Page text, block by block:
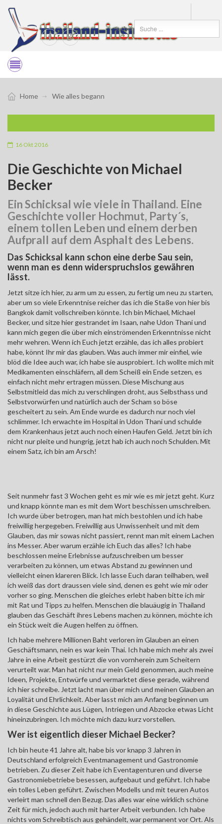
Suchen
Home Wie alles begann
16 Okt 2016
Die Geschichte von Michael
Becker
Ein Schicksal wie viele in Thailand. Eine
Geschichte voller Hochmut, Party´s,
einem tollen Leben und einem derben
Aufprall auf dem Asphalt des Lebens.
Das Schicksal kann schon eine derbe Sau sein,
wenn man es denn widerspruchslos gewähren
lässt.
Jetzt sitze ich hier, zu arm um zu essen, zu fertig um neu zu starten,
aber um so viele Erkenntnise reicher das ich die Staße von hier bis
Bangkok damit vollschreiben könnte. Ich bin Michael, Michael
Becker, und sitze hier gestrandet im Isaan, nahe Udon Thani und
kann mich gegen die über mich einströmenden Erkenntnisse nicht
mehr wehren. Wenn ich Euch jetzt erzähle, das ich alles probiert
habe, könnt Ihr mir das glauben. Was auch immer mir einfiel, wie
blöd die Idee auch war, ich habe sie ausprobiert. Ich wollte mich mit
Medikamenten einschläfern, all dem Scheiß ein Ende setzen, es
einfach nicht mehr ertragen müssen. Diese Mischung aus
Selbstmitleid das mich zu verschlingen droht, aus Selbsthass und
Selbstvorwürfen und natürlich auch der Scham so böse
gescheitert zu sein. Am Ende wurde es dadurch nur noch viel
schlimmer. Ich erwachte im Hospital in Udon Thani und schulde
dem Krankenhaus jetzt auch noch einen Haufen Geld. Jetzt bin ich
nicht nur pleite und hungrig, jetzt hab ich auch noch Schulden. Mit
einem Satz, ich bin am Arsch!
Seit nunmehr fast 3 Wochen geht es mir wie es mir jetzt geht. Kurz
und knapp könnte man es mit dem Wort beschissen umschreiben.
Ich wurde über betrogen, man hat mich bestohlen und ich habe
freiwillig hergegeben. Freiwillig aus Unwissenheit und mit dem
Glauben, das mir sowas nicht passiert, rennt man mit einem Lachen
ins Messer. Aber warum erzähle ich Euch das alles? Ich habe
beschlossen meine Erlebnisse aufzuschreiben um besser
verarbeiten zu können, um etwas Abstand zu gewinnen und
vielleicht einen klareren Blick. Ich lasse Euch daran teilhaben, weil
ich weiß das dort draussen viele sind, denen es geht wie mir oder
vorher so ging. Menschen die gleiches erlebt haben bitte ich mir
mit Rat und Tipps zu helfen. Menschen die blauäugig in Thailand
glauben das Geschäft ihres Lebens machen zu können, möchte ich
ein Stück weit die Augen helfen zu öffnen.
Ich habe mehrere Millionen Baht verloren im Glauben an einen
Geschäftsmann, nein es war kein Thai. Ich habe mich mehr als zwei
Jahre in eine Arbeit gestürzt die von vornherein zum Scheitern
verurteilt war. Man hat nicht nur mein Geld genommen, auch meine
Ideen, Projekte, Entwürfe und vermarktet diese gerade, während
ich hier schreibe. Jetzt lacht man über mich und meinen Glauben an
Loyalität und Ehrlichkeit. Aber lasst mich am Anfang beginnen um
in diese Geschichte aus Lügen, Intriegen und Abzocke etwas Licht
hineinzubringen. Ich möchte mich dazu kurz vorstellen.
Wer ist eigentlich dieser Michael Becker?
Ich bin heute 41 Jahre alt, habe bis vor knapp 3 Jahren in
Deutschland erfolgreich Eventmanagement und Gastronomie
betrieben. Zu dieser Zeit habe ich Eventagenturen und diverse
Gastronomiebetriebe besessen, aufgebaut und geführt. Ich habe
ein tolles Leben geführt. Zwischen Modells und mit teuren Autos
verleirt man schnell den Bezug. Das alles war eine wirklich schöne
Zeit für mich, jedoch auch mit harter Arbeit verbunden. Ich habe
nichts vom Schreibtisch aus gehändelt, war permanent vor Ort. Als